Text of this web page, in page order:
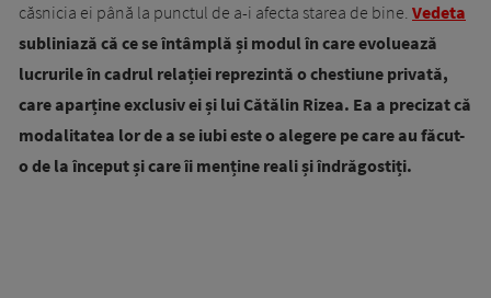
căsnicia ei până la punctul de a-i afecta starea de bine. Vedeta
subliniază că ce se întâmplă și modul în care evoluează
lucrurile în cadrul relației reprezintă o chestiune privată,
care aparține exclusiv ei și lui Cătălin Rizea. Ea a precizat că
modalitatea lor de a se iubi este o alegere pe care au făcut-
o de la început și care îi menține reali și îndrăgostiți.